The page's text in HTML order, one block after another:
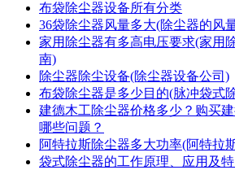
布袋除尘器设备所有分类
36袋除尘器风量多大(除尘器的风
家用除尘器有多高电压要求(家用
南)
除尘器除尘设备(除尘器设备公司)
布袋除尘器是多少目的(脉冲袋式
建德木工除尘器价格多少？购买
哪些问题？
阿特拉斯除尘器多大功率(阿特拉
袋式除尘器的工作原理、应用及